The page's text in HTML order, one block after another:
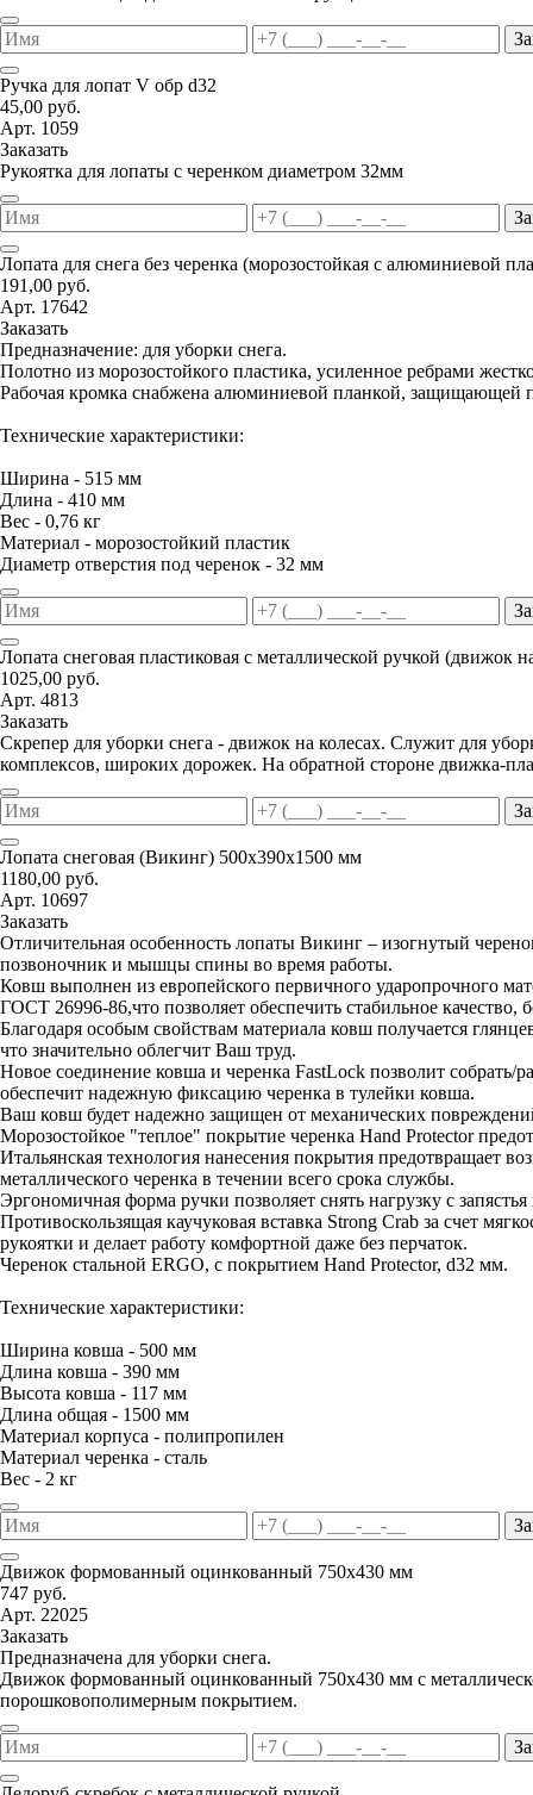
Ручка для лопат V обр d32
45,00 руб.
Арт. 1059
Заказать
Рукоятка для лопаты с черенком диаметром 32мм
Лопата для снега без черенка (морозостойкая с алюминиевой
191,00 руб.
Арт. 17642
Заказать
Предназначение: для уборки снега.
Полотно из морозостойкого пластика, усиленное ребрами
Рабочая кромка снабжена алюминиевой планкой, защищающей
Технические характеристики:
Ширина - 515 мм
Длина - 410 мм
Вес - 0,76 кг
Материал - морозостойкий пластик
Диаметр отверстия под черенок - 32 мм
Лопата снеговая пластиковая с металлической ручкой (движок
1025,00 руб.
Арт. 4813
Заказать
Скрепер для уборки снега - движок на колесах. Служит для
комплексов, широких дорожек. На обратной стороне движка-
Лопата снеговая (Викинг) 500х390х1500 мм
1180,00 руб.
Арт. 10697
Заказать
Отличительная особенность лопаты Викинг – изогнутый
позвоночник и мышцы спины во время работы.
Ковш выполнен из европейского первичного ударопрочного
ГОСТ 26996-86,что позволяет обеспечить стабильное
Благодаря особым свойствам материала ковш получается
что значительно облегчит Ваш труд.
Новое соединение ковша и черенка FastLock позволит
обеспечит надежную фиксацию черенка в тулейки ковша.
Ваш ковш будет надежно защищен от механических
Морозостойкое "теплое" покрытие черенка Hand Protector
Итальянская технология нанесения покрытия предотвращает
металлического черенка в течении всего срока службы.
Эргономичная форма ручки позволяет снять нагрузку с
Противоскользящая каучуковая вставка Strong Crab за счет
рукоятки и делает работу комфортной даже без перчаток.
Черенок стальной ERGO, с покрытием Hand Protector, d32 мм.
Технические характеристики:
Ширина ковша - 500 мм
Длина ковша - 390 мм
Высота ковша - 117 мм
Длина общая - 1500 мм
Материал корпуса - полипропилен
Материал черенка - сталь
Вес - 2 кг
Движок формованный оцинкованный 750х430 мм
747 руб.
Арт. 22025
Заказать
Предназначена для уборки снега.
Движок формованный оцинкованный 750х430 мм с
порошковополимерным покрытием.